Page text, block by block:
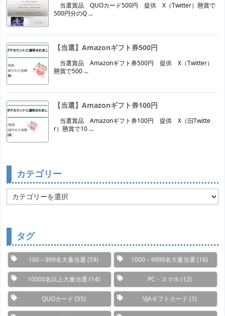
当選賞品 QUOカード500円 提供 X（Twitter）懸賞で
500円分のQ ...
【当選】Amazonギフト券500円
当選賞品 Amazonギフト券500円 提供 X（Twitter）
懸賞で500 ...
【当選】Amazonギフト券100円
当選賞品 Amazonギフト券100円 提供 X（旧Twitte
r）懸賞で10 ...
カテゴリー
カ
テ
タグ
100～999名大量当選 (59) 1000～9999名大量当選 (16)
10000名以上大量当選 (14) PC・スマホ (12)
QUOカード (55) VJAギフトカード (1)